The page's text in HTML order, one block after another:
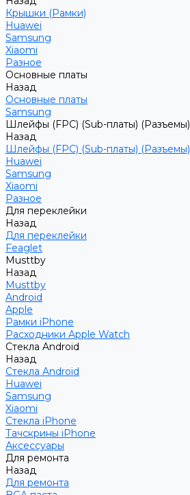
Крышки (Рамки)
Huawei
Samsung
Xiaomi
Разное
Основные платы
Назад
Основные платы
Samsung
Шлейфы (FPC) (Sub-платы) (Разъемы)
Назад
Шлейфы (FPC) (Sub-платы) (Разъемы)
Huawei
Samsung
Xiaomi
Разное
Для переклейки
Назад
Для переклейки
Feaglet
Musttby
Назад
Musttby
Android
Apple
Рамки iPhone
Расходники Apple Watch
Стекла Android
Назад
Стекла Android
Huawei
Samsung
Xiaomi
Стекла iPhone
Тачскрины iPhone
Аксессуары
Для ремонта
Назад
Для ремонта